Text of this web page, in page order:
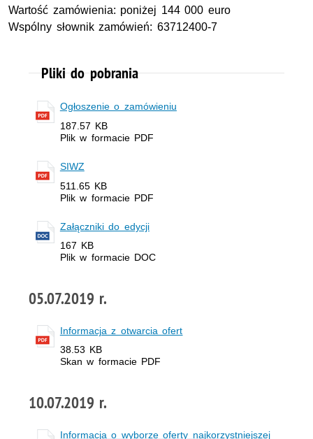
Wartość zamówienia: poniżej 144 000 euro
Wspólny słownik zamówień: 63712400-7
Pliki do pobrania
Ogłoszenie o zamówieniu
187.57 KB
Plik w formacie PDF
SIWZ
511.65 KB
Plik w formacie PDF
Załączniki do edycji
167 KB
Plik w formacie DOC
05.07.2019 r.
Informacja z otwarcia ofert
38.53 KB
Skan w formacie PDF
10.07.2019 r.
Informacja o wyborze oferty najkorzystniejszej